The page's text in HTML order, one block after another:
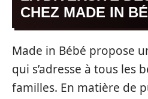
CHEZ MADE IN
Made in Bébé propose
qui s’adresse à tous les
familles. En matière de